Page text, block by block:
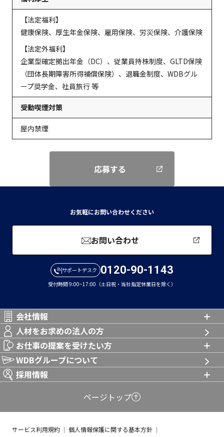
【法定福利】
健康保険、厚生年金保険、雇用保険、労災保険、介護保険
【法定外福利】
企業型確定拠出年金（DC）、従業員持株制度、GLTD保険
（団体長期障害所得補償保険）、退職金制度、WDBグル
ープ奨学金、社員旅行 等
受動喫煙対策
屋内禁煙
応募する
お気軽にお問い合わせください
お問い合わせ
サポートデスク 0120-90-1143
受付時間 9:00~17:00（土日祝・当社指定休業日を除く）
会社情報
人材をお求めの法人の方
お仕事の提案を受けたい方
WDBグループについて
採用情報
ページトップ
サービス利用規約
個人情報保護に関する基本方針